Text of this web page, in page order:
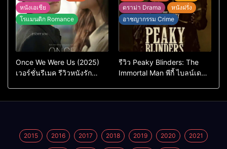
หนังเอเชีย
โรแมนติก Romance
Once We Were Us (2025)
เวอร์ชั่นรีเมค รีวิวหนังรัก
ดราม่า Drama
หนังฝรั่ง
อาชญากรรม Crime
รีวิว Peaky Blinders: The
Immortal Man พีกี้ ไบลน์เด
2015 2016 2017 2018 2019 2020 2021